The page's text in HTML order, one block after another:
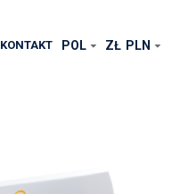
KONTAKT POL ZŁ PLN